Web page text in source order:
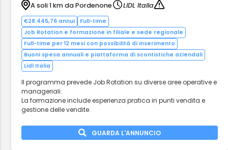
A soli 1 km da Pordenone LIDL Italia
€28.445,76 annui
Full-time
Job Rotation e formazione in filiale e sede regionale
Full-time per 12 mesi con possibilità di inserimento
Buoni spesa annuali e piattaforma di scontistiche aziendali
Lidl Italia
Il programma prevede Job Rotation su diverse aree operative e
manageriali.
La formazione include esperienza pratica in punti vendita e
gestione delle vendite.
GUARDA L'ANNUNCIO